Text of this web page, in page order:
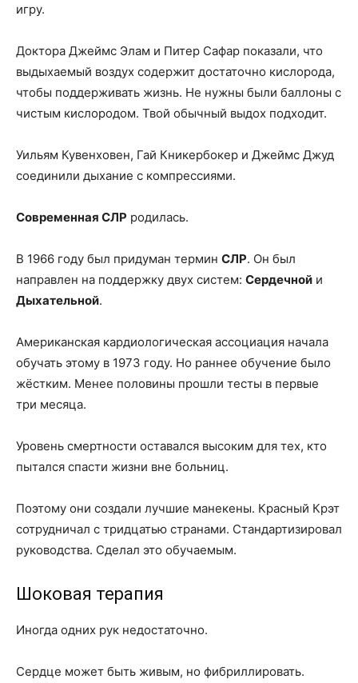
игру.
Доктора Джеймс Элам и Питер Сафар показали, что
выдыхаемый воздух содержит достаточно кислорода,
чтобы поддерживать жизнь. Не нужны были баллоны с
чистым кислородом. Твой обычный выдох подходит.
Уильям Кувенховен, Гай Кникербокер и Джеймс Джуд
соединили дыхание с компрессиями.
Современная СЛР родилась.
В 1966 году был придуман термин СЛР. Он был
направлен на поддержку двух систем: Сердечной и
Дыхательной.
Американская кардиологическая ассоциация начала
обучать этому в 1973 году. Но раннее обучение было
жёстким. Менее половины прошли тесты в первые
три месяца.
Уровень смертности оставался высоким для тех, кто
пытался спасти жизни вне больниц.
Поэтому они создали лучшие манекены. Красный Крэт
сотрудничал с тридцатью странами. Стандартизировал
руководства. Сделал это обучаемым.
Шоковая терапия
Иногда одних рук недостаточно.
Сердце может быть живым, но фибриллировать.